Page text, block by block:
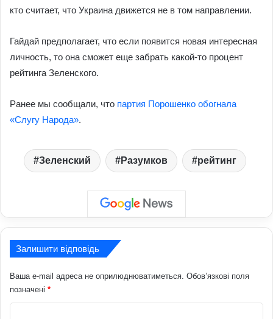
кто считает, что Украина движется не в том направлении.
Гайдай предполагает, что если появится новая интересная
личность, то она сможет еще забрать какой-то процент
рейтинга Зеленского.
Ранее мы сообщали, что партия Порошенко обогнала
«Слугу Народа».
Зеленский Разумков рейтинг
Залишити відповідь
Ваша e-mail адреса не оприлюднюватиметься. Обов’язкові поля
позначені *